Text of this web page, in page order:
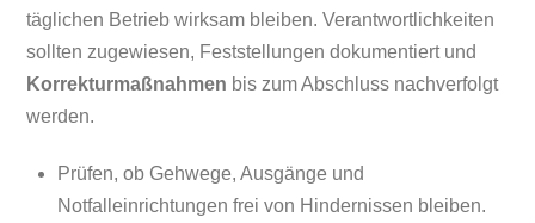
täglichen Betrieb wirksam bleiben. Verantwortlichkeiten
sollten zugewiesen, Feststellungen dokumentiert und
Korrekturmaßnahmen bis zum Abschluss nachverfolgt
werden.
Prüfen, ob Gehwege, Ausgänge und
Notfalleinrichtungen frei von Hindernissen bleiben.